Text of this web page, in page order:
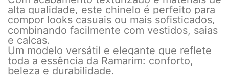
alta qualidade, este chinelo é perfeito para
compor looks casuais ou mais sofisticados,
combinando facilmente com vestidos, saias
e calças.
Um modelo versátil e elegante que reflete
toda a essência da Ramarim: conforto,
beleza e durabilidade.